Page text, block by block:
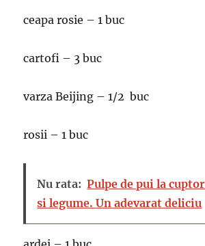
ceapa rosie – 1 buc
cartofi – 3 buc
varza Beijing – 1/2 buc
rosii – 1 buc
Nu rata: Pulpe de pui la
si legume. Un adevarat deliciu